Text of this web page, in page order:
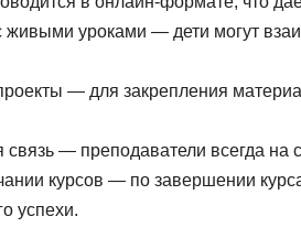
уроками — дети могут
— для закрепления
— преподаватели всегда на
курсов — по завершении
успехи.